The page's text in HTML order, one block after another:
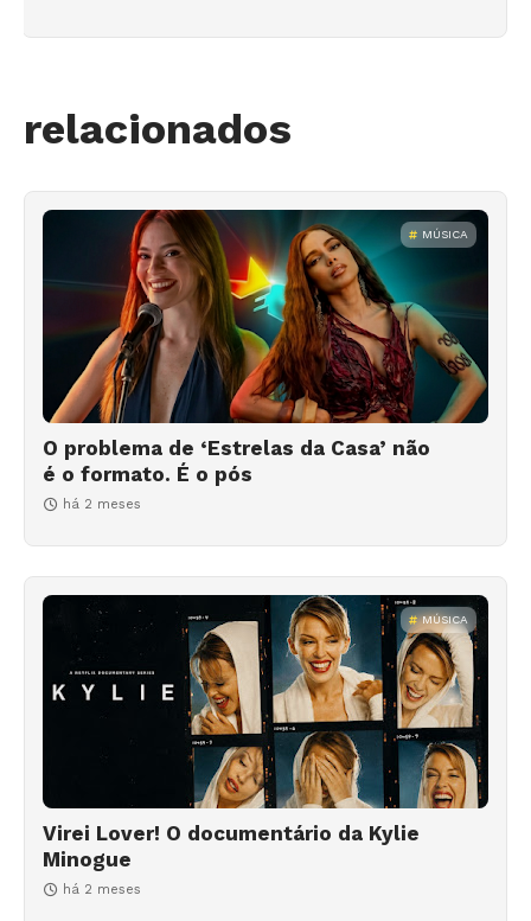
relacionados
MÚSICA
O problema de ‘Estrelas da Casa’ não
é o formato. É o pós
há 2 meses
MÚSICA
Virei Lover! O documentário da Kylie
Minogue
há 2 meses